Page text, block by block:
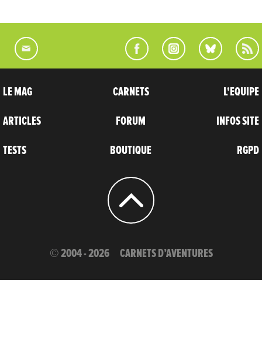
LE MAG
ARTICLES
TESTS
CARNETS
FORUM
BOUTIQUE
L'EQUIPE
INFOS SITE
RGPD
© 2004 - 2026 CARNETS D’AVENTURES